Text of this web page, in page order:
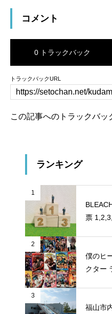
コメント
0 トラックバック
トラックバックURL
この記事へのトラックバッ
ランキング
1
票
2
僕のヒ
クター
3
福山市